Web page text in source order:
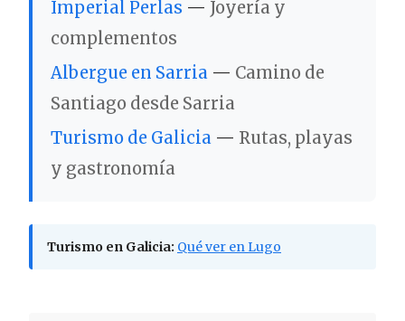
Imperial Perlas — Joyería y
complementos
Albergue en Sarria — Camino de
Santiago desde Sarria
Turismo de Galicia — Rutas, playas
y gastronomía
Turismo en Galicia: Qué ver en Lugo